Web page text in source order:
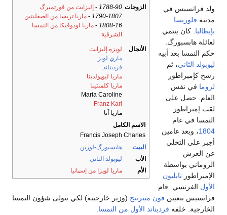
الزوجات 1788-90
- إليزابث من ڤورتمبرگ
1790-1807
- ماريا تريسا من الصقليتين
1808-16
- ماريا لودوڤيكا من النمسا
الشرقية
الأنجال
لويزه إليزابث
ماري لويز
فرديناند
ماريا ليوپولدينا
ماريا كلمنتينا
Maria Caroline
Franz Karl
ماريا آنا
الاسم الكامل
Francis Joseph Charles
البيت
هابسبورگ-لورين
الأب
ليوپولد الثاني
الأم
ماريا لويزا من إسپانيا
ولد فرانسيس في
مدينة فلورنسا
بإيطاليا . كان ينتمي
لعائلة هابسبورگ.
حكم النمسا بعد أبيه
ليوبولد الثاني، ثم
رشح كإمبراطور
لروما في نفس
العام. حصل على
لقب إمبراطور
النمسا في عام
1804، وبعد عامين
أجبر على التخلي
عن العرش
الروماني بواسطة
الإمبراطور نابليون
الأول الفرنسي. قام
فرانسيس بتعيين فون ميترنيخ (وزير خارجيته) لكي يتولى شؤون النمسا
الخارجية. خلفه فرديناند الأول من النمسا